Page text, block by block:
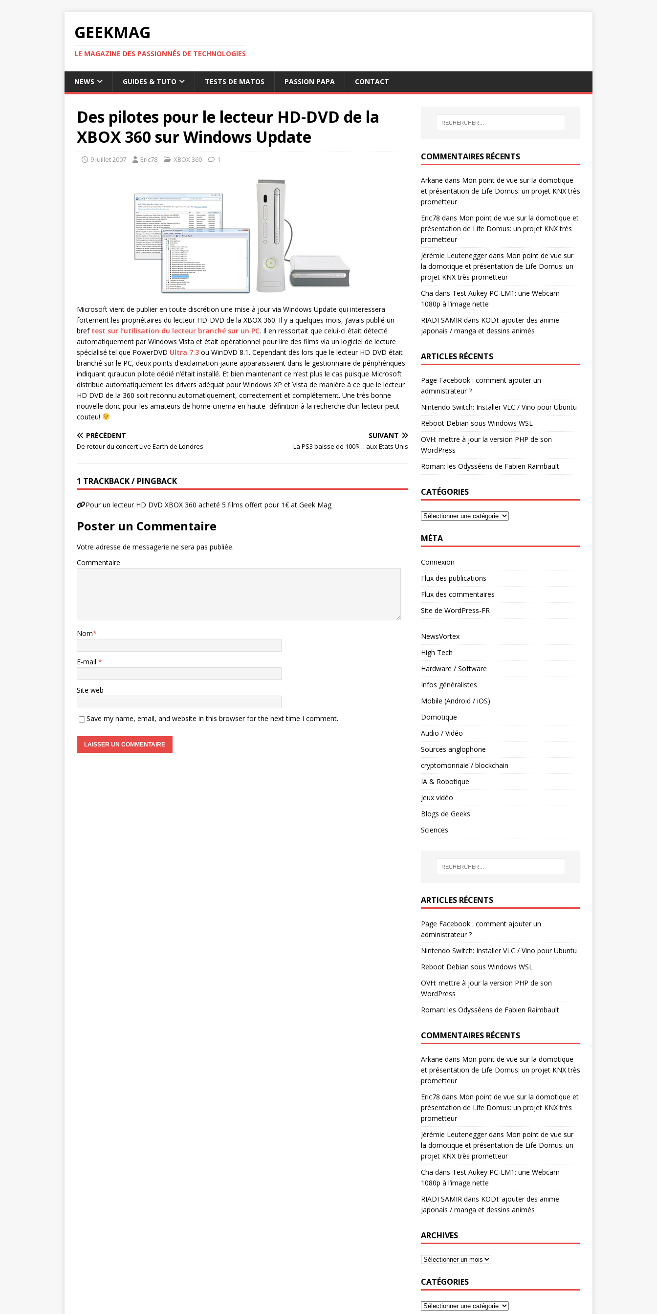
GEEKMAG
LE MAGAZINE DES PASSIONNÉS DE TECHNOLOGIES
NEWS GUIDES & TUTO TESTS DE MATOS PASSION PAPA CONTACT
Des pilotes pour le lecteur HD-DVD de la
XBOX 360 sur Windows Update
9 juillet 2007 Eric78 XBOX 360 1
Microsoft vient de publier en toute discrétion une mise à jour via Windows Update qui interessera
fortement les propriétaires du lecteur HD-DVD de la XBOX 360. Il y a quelques mois, j’avais publié un
bref test sur l’utilisation du lecteur branché sur un PC. Il en ressortait que celui-ci était détecté
automatiquement par Windows Vista et était opérationnel pour lire des films via un logiciel de lecture
spécialisé tel que PowerDVD Ultra 7.3 ou WinDVD 8.1. Cependant dès lors que le lecteur HD DVD était
branché sur le PC, deux points d’exclamation jaune apparaissaient dans le gestionnaire de périphériques
indiquant qu’aucun pilote dédié n’était installé. Et bien maintenant ce n’est plus le cas puisque Microsoft
distribue automatiquement les drivers adéquat pour Windows XP et Vista de manière à ce que le lecteur
HD DVD de la 360 soit reconnu automatiquement, correctement et complétement. Une très bonne
nouvelle donc pour les amateurs de home cinema en haute définition à la recherche d’un lecteur peut
couteu!
PRÉCÉDENT
De retour du concert Live Earth de Londres
SUIVANT
La PS3 baisse de 100$… aux Etats Unis
1 TRACKBACK / PINGBACK
Pour un lecteur HD DVD XBOX 360 acheté 5 films offert pour 1€ at Geek Mag
Poster un Commentaire
Votre adresse de messagerie ne sera pas publiée.
Commentaire
Nom*
E-mail *
Site web
Save my name, email, and website in this browser for the next time I comment.
COMMENTAIRES RÉCENTS
Arkane dans Mon point de vue sur la domotique
et présentation de Life Domus: un projet KNX très
prometteur
Eric78 dans Mon point de vue sur la domotique et
présentation de Life Domus: un projet KNX très
prometteur
Jérémie Leuteneggerdans Mon point de vue sur
la domotique et présentation de Life Domus: un
projet KNX très prometteur
Cha dans Test Aukey PC-LM1: une Webcam
1080p à l’image nette
RIADI SAMIR dans KODI: ajouter des anime
japonais / manga et dessins animés
ARTICLES RÉCENTS
Page Facebook : comment ajouter un
administrateur ?
Nintendo Switch: Installer VLC / Vino pour Ubuntu
Reboot Debian sous Windows WSL
OVH: mettre à jour la version PHP de son
WordPress
Roman: les Odysséens de Fabien Raimbault
CATÉGORIES
MÉTA
Connexion
Flux des publications
Flux des commentaires
Site de WordPress-FR
NewsVortex
High Tech
Hardware / Software
Infos généralistes
Mobile (Android / iOS)
Domotique
Audio / Vidéo
Sources anglophone
cryptomonnaie / blockchain
IA & Robotique
Jeux vidéo
Blogs de Geeks
Sciences
ARTICLES RÉCENTS
Page Facebook : comment ajouter un
administrateur ?
Nintendo Switch: Installer VLC / Vino pour Ubuntu
Reboot Debian sous Windows WSL
OVH: mettre à jour la version PHP de son
WordPress
Roman: les Odysséens de Fabien Raimbault
COMMENTAIRES RÉCENTS
Arkane dans Mon point de vue sur la domotique
et présentation de Life Domus: un projet KNX très
prometteur
Eric78 dans Mon point de vue sur la domotique et
présentation de Life Domus: un projet KNX très
prometteur
Jérémie Leuteneggerdans Mon point de vue sur
la domotique et présentation de Life Domus: un
projet KNX très prometteur
Cha dans Test Aukey PC-LM1: une Webcam
1080p à l’image nette
RIADI SAMIRdans KODI: ajouter des anime
japonais / manga et dessins animés
ARCHIVES
CATÉGORIES